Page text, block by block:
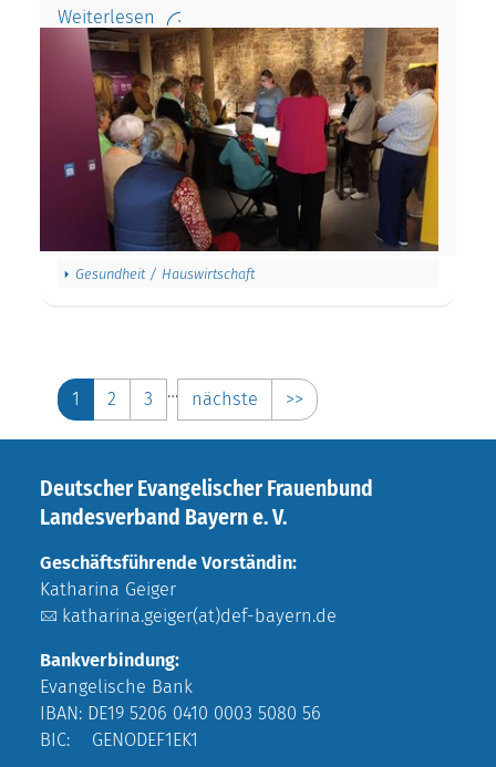
Weiterlesen
Gesundheit / Hauswirtschaft
1 2 3 … nächste >>
Deutscher Evangelischer Frauenbund
Landesverband Bayern e. V.
Geschäftsführende Vorständin:
Katharina Geiger
katharina.geiger(at)def-bayern.de
Bankverbindung:
Evangelische Bank
IBAN: DE19 5206 0410 0003 5080 56
BIC: GENODEF1EK1